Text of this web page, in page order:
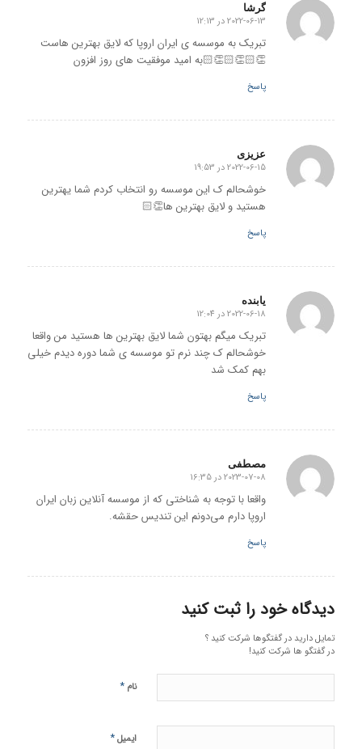
گرشا
گفته:
2022-06-13 در 12:13
تبریک به موسسه ی ایران اروپا که لایق بهترین هاست
👏🏻👏🏻👏🏻به امید موفقیت های روز افزون
پاسخ
عزیزی
گفته:
2022-06-15 در 19:53
خوشحالم ک این موسسه رو انتخاب کردم شما یهترین
هستید و لایق بهترین ها👏🏻
پاسخ
یابنده
گفته:
2022-06-18 در 12:04
تبریک میگم بهتون شما لایق بهترین ها هستید من واقعا
خوشحالم ک چند نرم تو موسسه ی شما دوره دیدم خیلی
بهم کمک شد
پاسخ
مصطفی
گفته:
2023-07-08 در 16:35
واقعا با توجه به شناختی که از موسسه آنلاین زبان ایران
اروپا دارم می‌دونم این تندیس حقشه.
پاسخ
دیدگاه خود را ثبت کنید
تمایل دارید در گفتگوها شرکت کنید ؟
در گفتگو ها شرکت کنید!
نام *
ایمیل*